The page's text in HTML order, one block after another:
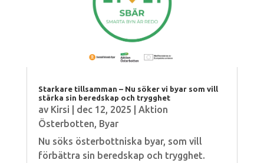
Starkare tillsamman – Nu söker vi byar som vill
stärka sin beredskap och trygghet
av Kirsi dec 12, 2025
Aktion
Österbotten, Byar
Nu söks österbottniska byar, som vill
förbättra sin beredskap och trygghet.